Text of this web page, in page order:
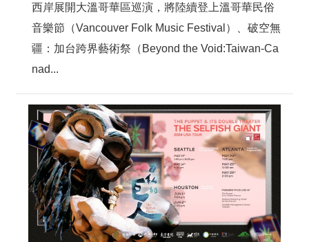
西岸展開大溫哥華區巡演，將陸續登上溫哥華民俗
音樂節（Vancouver Folk Music Festival）、破空無
疆：加台跨界藝術祭（Beyond the Void:Taiwan-Ca
nad...